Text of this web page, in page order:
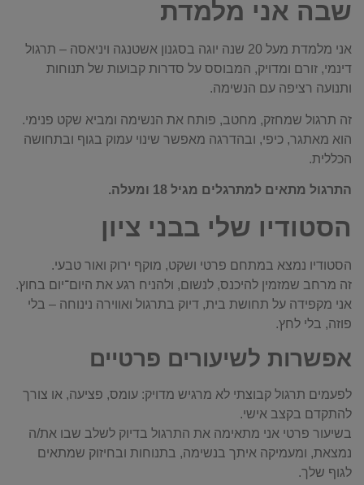
שבה אני מלמדת
אני מלמדת מעל 20 שנה יוגה בסגנון אשטנגה ויניאסה – תרגול
דינמי, זורם ומדויק, המבוסס על סדרות קבועות של תנוחות
ותנועה רציפה עם הנשימה.
זה תרגול שמחזק, מחטב, פותח את הנשימה ומביא שקט פנימי.
הוא מאתגר, כיפי, ובהדרגה מאפשר שינוי עמוק בגוף ובתחושה
הכללית.
התרגול מתאים למתרגלים מגיל 18 ומעלה.
הסטודיו שלי בבני ציון
הסטודיו נמצא במתחם פרטי ושקט, מוקף ירוק ואור טבעי.
זה מרחב שמזמין להיכנס, לנשום, ולהניח רגע את היום־יום בחוץ.
אני מקפידה על תחושת בית, דיוק בתרגול ואווירה נינוחה – בלי
פוזה, בלי לחץ.
אפשרות לשיעורים פרטיים
לפעמים תרגול קבוצתי לא מרגיש מדויק: עומס, פציעה, או צורך
להתקדם בקצב אישי.
בשיעור פרטי אני מתאימה את התרגול בדיוק לשלב שבו את/ה
נמצאת, ומעמיקה איתך בנשימה, בתנוחות ובחיזוק שמתאים
לגוף שלך.